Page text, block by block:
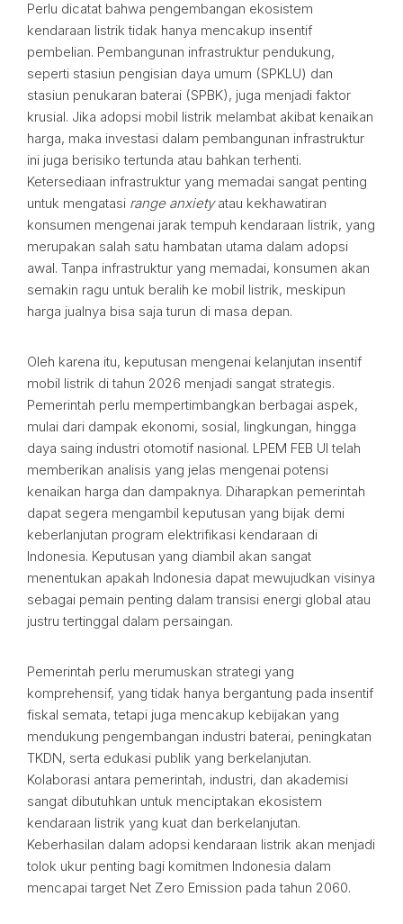
Perlu dicatat bahwa pengembangan ekosistem
kendaraan listrik tidak hanya mencakup insentif
pembelian. Pembangunan infrastruktur pendukung,
seperti stasiun pengisian daya umum (SPKLU) dan
stasiun penukaran baterai (SPBK), juga menjadi faktor
krusial. Jika adopsi mobil listrik melambat akibat kenaikan
harga, maka investasi dalam pembangunan infrastruktur
ini juga berisiko tertunda atau bahkan terhenti.
Ketersediaan infrastruktur yang memadai sangat penting
untuk mengatasi range anxietyatau kekhawatiran
konsumen mengenai jarak tempuh kendaraan listrik, yang
merupakan salah satu hambatan utama dalam adopsi
awal. Tanpa infrastruktur yang memadai, konsumen akan
semakin ragu untuk beralih ke mobil listrik, meskipun
harga jualnya bisa saja turun di masa depan.
Oleh karena itu, keputusan mengenai kelanjutan insentif
mobil listrik di tahun 2026 menjadi sangat strategis.
Pemerintah perlu mempertimbangkan berbagai aspek,
mulai dari dampak ekonomi, sosial, lingkungan, hingga
daya saing industri otomotif nasional. LPEM FEB UI telah
memberikan analisis yang jelas mengenai potensi
kenaikan harga dan dampaknya. Diharapkan pemerintah
dapat segera mengambil keputusan yang bijak demi
keberlanjutan program elektrifikasi kendaraan di
Indonesia. Keputusan yang diambil akan sangat
menentukan apakah Indonesia dapat mewujudkan visinya
sebagai pemain penting dalam transisi energi global atau
justru tertinggal dalam persaingan.
Pemerintah perlu merumuskan strategi yang
komprehensif, yang tidak hanya bergantung pada insentif
fiskal semata, tetapi juga mencakup kebijakan yang
mendukung pengembangan industri baterai, peningkatan
TKDN, serta edukasi publik yang berkelanjutan.
Kolaborasi antara pemerintah, industri, dan akademisi
sangat dibutuhkan untuk menciptakan ekosistem
kendaraan listrik yang kuat dan berkelanjutan.
Keberhasilan dalam adopsi kendaraan listrik akan menjadi
tolok ukur penting bagi komitmen Indonesia dalam
mencapai target Net Zero Emission pada tahun 2060.